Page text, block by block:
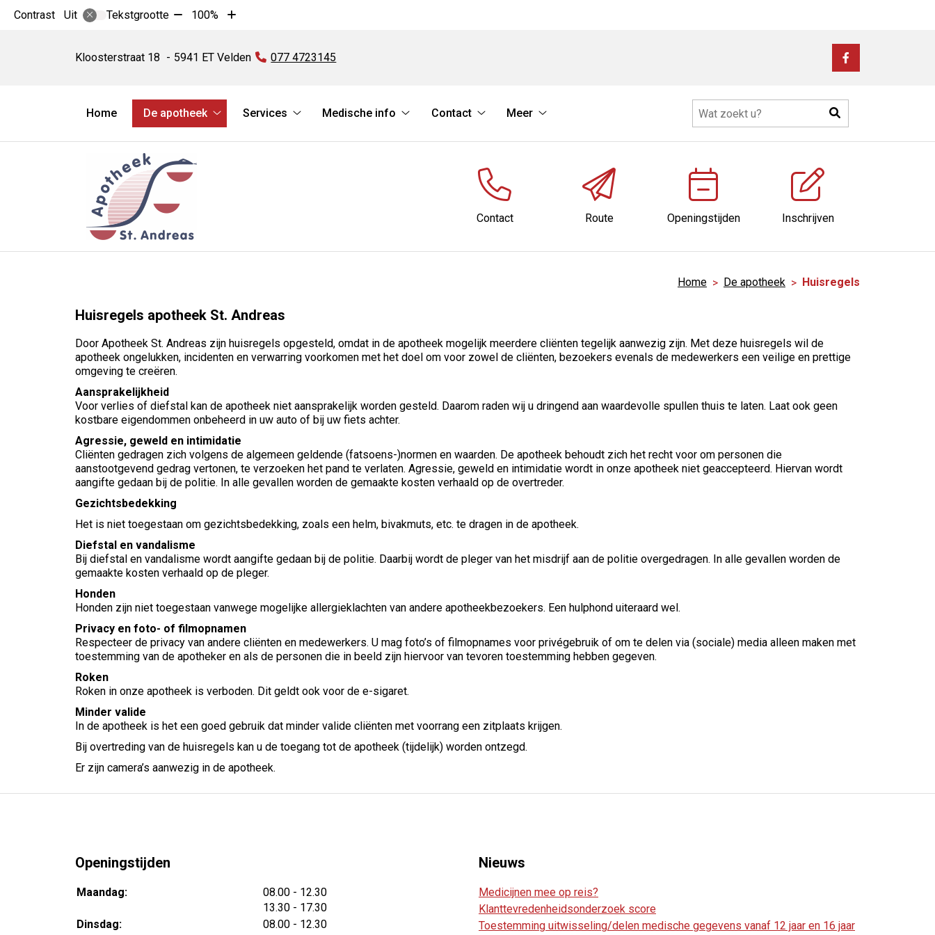
Contrast Uit Tekstgrootte Tekst
10%
100%
Tekst
10%
Kloosterstraat 18 5941 ET Velden Tel:
077 4723145
Bezoek
facebook
Hoofdmenu
Home
De apotheek
De
apotheek
Services
submenu
Medische info
info
Contact
submenu
Meer
submenu
Zoeken
Contact Route Openingstijden Inschrijven
Home De apotheek Huisregels
Huisregels apotheek St. Andreas
Door Apotheek St. Andreas zijn huisregels opgesteld, omdat in de apotheek mogelijk meerdere cliënten tegelijk aanwezig zijn. Met deze huisregels wil de
apotheek ongelukken, incidenten en verwarring voorkomen met het doel om voor zowel de cliënten, bezoekers evenals de medewerkers een veilige en prettige
omgeving te creëren.
Aansprakelijkheid
Voor verlies of diefstal kan de apotheek niet aansprakelijk worden gesteld. Daarom raden wij u dringend aan waardevolle spullen thuis te laten. Laat ook geen
kostbare eigendommen onbeheerd in uw auto of bij uw fiets achter.
Agressie, geweld en intimidatie
Cliënten gedragen zich volgens de algemeen geldende (fatsoens-)normen en waarden. De apotheek behoudt zich het recht voor om personen die
aanstootgevend gedrag vertonen, te verzoeken het pand te verlaten. Agressie, geweld en intimidatie wordt in onze apotheek niet geaccepteerd. Hiervan wordt
aangifte gedaan bij de politie. In alle gevallen worden de gemaakte kosten verhaald op de overtreder.
Gezichtsbedekking
Het is niet toegestaan om gezichtsbedekking, zoals een helm, bivakmuts, etc. te dragen in de apotheek.
Diefstal en vandalisme
Bij diefstal en vandalisme wordt aangifte gedaan bij de politie. Daarbij wordt de pleger van het misdrijf aan de politie overgedragen. In alle gevallen worden de
gemaakte kosten verhaald op de pleger.
Honden
Honden zijn niet toegestaan vanwege mogelijke allergieklachten van andere apotheekbezoekers. Een hulphond uiteraard wel.
Privacy en foto- of filmopnamen
Respecteer de privacy van andere cliënten en medewerkers. U mag foto’s of filmopnames voor privégebruik of om te delen via (sociale) media alleen maken met
toestemming van de apotheker en als de personen die in beeld zijn hiervoor van tevoren toestemming hebben gegeven.
Roken
Roken in onze apotheek is verboden. Dit geldt ook voor de e-sigaret.
Minder valide
In de apotheek is het een goed gebruik dat minder valide cliënten met voorrang een zitplaats krijgen.
Bij overtreding van de huisregels kan u de toegang tot de apotheek (tijdelijk) worden ontzegd.
Er zijn camera’s aanwezig in de apotheek.
Openingstijden
Maandag: 08.00 tot
- 12.30
13.30 tot
- 17.30
Dinsdag:
08.00 tot
- 12.30
Nieuws
Medicijnen mee op reis?
Klanttevredenheidsonderzoek score
Toestemming uitwisseling/delen medische gegevens vanaf 12 jaar en 16 jaar